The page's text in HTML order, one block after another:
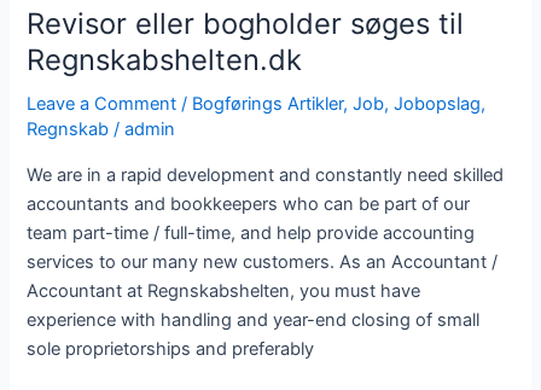
Revisor eller bogholder søges til
Regnskabshelten.dk
Leave a Comment / Bogførings Artikler,Job,Jobopslag,
Regnskab /admin
We are in a rapid development and constantly need skilled
accountants and bookkeepers who can be part of our
team part-time / full-time, and help provide accounting
services to our many new customers. As an Accountant /
Accountant at Regnskabshelten, you must have
experience with handling and year-end closing of small
sole proprietorships and preferably